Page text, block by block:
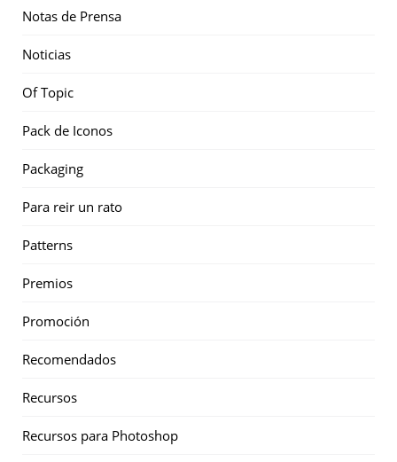
Notas de Prensa
Noticias
Of Topic
Pack de Iconos
Packaging
Para reir un rato
Patterns
Premios
Promoción
Recomendados
Recursos
Recursos para Photoshop